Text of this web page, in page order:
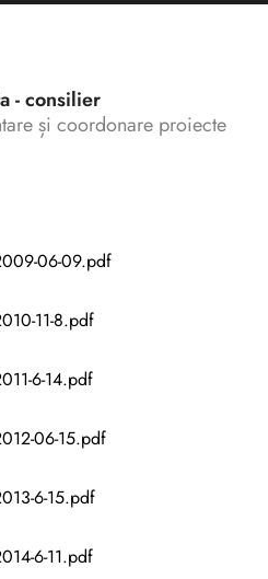
- consilier
și coordonare proiecte
06-09.pdf
11-8.pdf
6-14.pdf
06-15.pdf
6-15.pdf
6-11.pdf